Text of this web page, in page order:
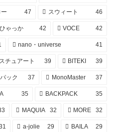
47 スウィート 46
ゃっか 42 VOCE 42
nano・universe 41
チュアート 39 BITEKI 39
ック 37 MonoMaster 37
35 BACKPACK 35
MAQUIA 32 MORE 32
a-jolie 29 BAILA 29